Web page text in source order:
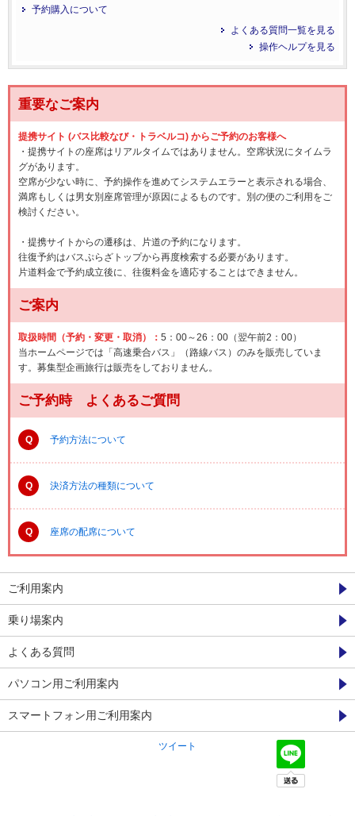
予約購入について
よくある質問一覧を見る
操作ヘルプを見る
重要なご案内
提携サイト (バス比較なび・トラベルコ) からご予約のお客様へ
・提携サイトの座席はリアルタイムではありません。空席状況にタイムラ
グがあります。
空席が少ない時に、予約操作を進めてシステムエラーと表示される場合、
満席もしくは男女別座席管理が原因によるものです。別の便のご利用をご
検討ください。
・提携サイトからの遷移は、片道の予約になります。
往復予約はバスぷらざトップから再度検索する必要があります。
片道料金で予約成立後に、往復料金を適応することはできません。
ご案内
取扱時間（予約・変更・取消）： 5：00～26：00（翌午前2：00）
当ホームページでは「高速乗合バス」（路線バス）のみを販売していま
す。募集型企画旅行は販売をしておりません。
ご予約時 よくあるご質問
Q 予約方法について
Q 決済方法の種類について
Q 座席の配席について
ご利用案内
乗り場案内
よくある質問
パソコン用ご利用案内
スマートフォン用ご利用案内
ツイート